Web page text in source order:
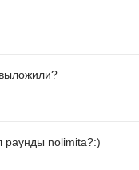
раунды nolimita?:)